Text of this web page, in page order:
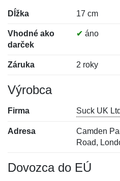
Dĺžka 17 cm
Vhodné ako
darček
✔ áno
Záruka 2 roky
Výrobca
Firma Suck UK
Adresa
Camden
Road,
Dovozca do EÚ